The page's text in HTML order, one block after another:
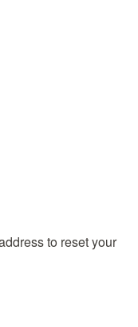
to reset your